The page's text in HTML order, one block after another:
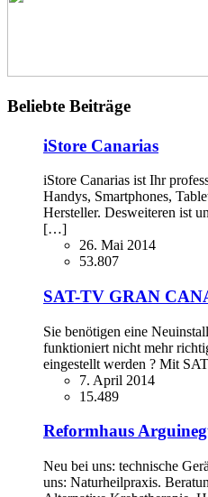
Beliebte Beiträge
iStore Canarias
iStore Canarias ist Ihr
Handys, Smartphones,
Hersteller. Desweiteren ist
[…]
26. Mai 2014
53.807
SAT-TV GRAN
Sie benötigen eine
funktioniert nicht mehr
eingestellt werden ? Mit
7. April 2014
15.489
Reformhaus
Neu bei uns: technische
uns: Naturheilpraxis.